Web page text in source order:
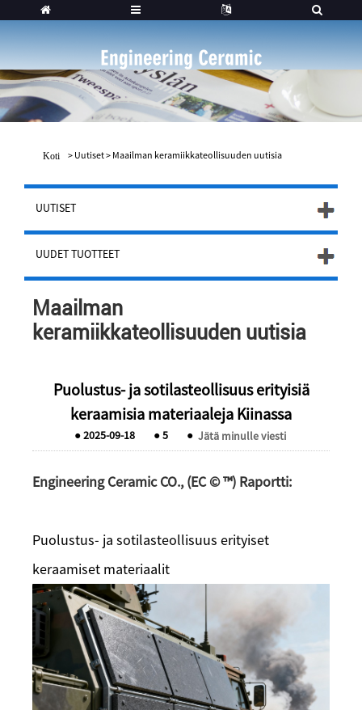
Koti > Uutiset> Maailman keramiikkateollisuuden uutisia
UUTISET
UUDET TUOTTEET
Maailman
keramiikkateollisuuden uutisia
Puolustus- ja sotilasteollisuus erityisiä
keraamisia materiaaleja Kiinassa
●2025-09-18 ●5 ● Jätä minulle viesti
Engineering Ceramic CO., (EC © ™) Raportti:
Puolustus- ja sotilasteollisuus erityiset
keraamiset materiaalit